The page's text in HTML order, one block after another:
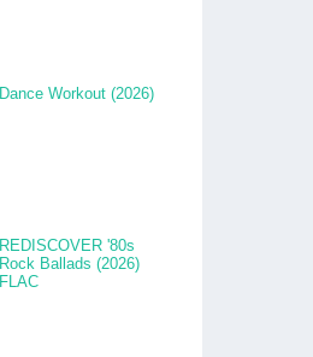
Dance Workout (2026)
REDISCOVER '80s
Rock Ballads (2026)
FLAC